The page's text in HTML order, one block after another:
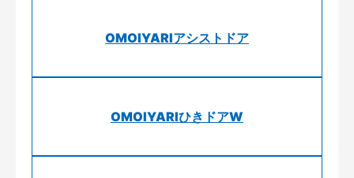
OMOIYARIアシストドア
OMOIYARIひきドアW